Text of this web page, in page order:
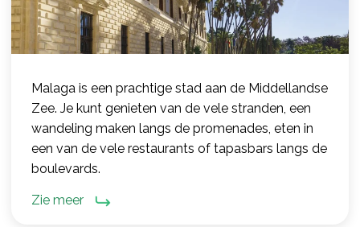
Malaga is een prachtige stad aan de Middellandse
Zee. Je kunt genieten van de vele stranden, een
wandeling maken langs de promenades, eten in
een van de vele restaurants of tapasbars langs de
boulevards.
Zie meer